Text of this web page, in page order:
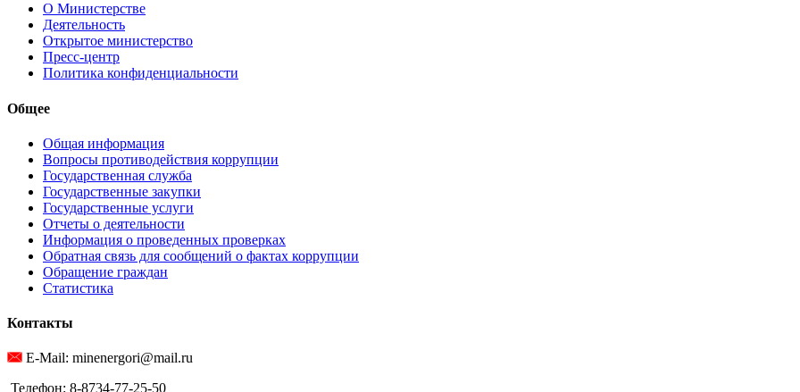
О Министерстве
Деятельность
Открытое министерство
Пресс-центр
Политика конфиденциальности
Общее
Общая информация
Вопросы противодействия коррупции
Государственная служба
Государственные закупки
Государственные услуги
Отчеты о деятельности
Информация о проведенных проверках
Обратная связь для сообщений о фактах коррупции
Обращение граждан
Статистика
Контакты
E-Mail: minenergori@mail.ru
Телефон: 8-8734-77-25-50